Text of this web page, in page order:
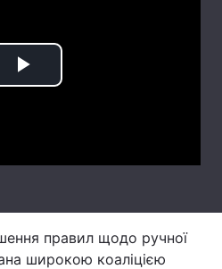
Play
правил щодо ручної
широкою коаліцією